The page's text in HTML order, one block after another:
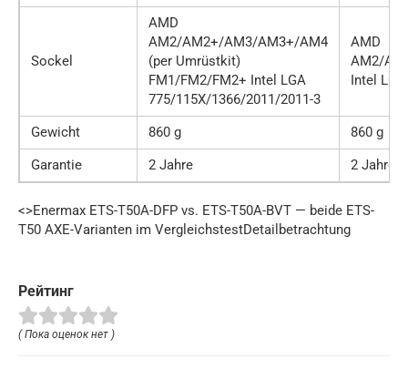
Sockel
AMD
AM2/AM2+/AM3/AM3+/AM4
(per Umrüstkit)
FM1/FM2/FM2+ Intel LGA
775/115X/1366/2011/2011-3
AMD
AM2/
Intel
Gewicht 860 g
860 g
Garantie
2 Jahre 2 Jahre
<>Enermax ETS-T50A-DFP vs. ETS-T50A-BVT — beide ETS-
T50 AXE-Varianten im VergleichstestDetailbetrachtung
Рейтинг
( Пока оценок нет )